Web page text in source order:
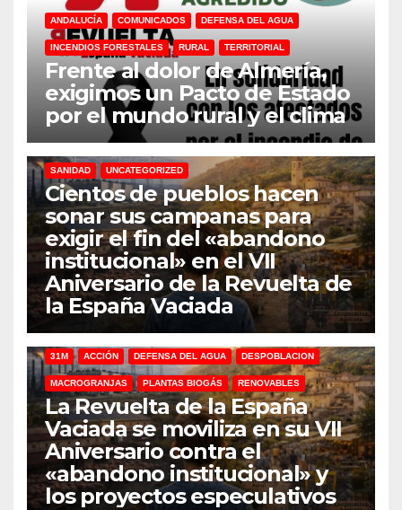
ANDALUCÍA COMUNICADOS DEFENSA DEL AGUA
INCENDIOS FORESTALES RURAL TERRITORIAL
Frente al dolor de Almería,
exigimos un Pacto de Estado
por el mundo rural y el clima
31M DEFENSA DEL AGUA DESPOBLACION FERROCARRIL
MACROGRANJAS PLANTAS BIOGÁS RENOVABLES
SANIDAD UNCATEGORIZED
Cientos de pueblos hacen
sonar sus campanas para
exigir el fin del «abandono
institucional» en el VII
Aniversario de la Revuelta de
la España Vaciada
31M ACCIÓN DEFENSA DEL AGUA DESPOBLACION
MACROGRANJAS PLANTAS BIOGÁS RENOVABLES
La Revuelta de la España
Vaciada se moviliza en su VII
Aniversario contra el
«abandono institucional» y
los proyectos especulativos